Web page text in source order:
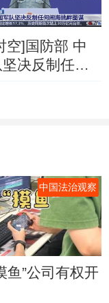
空]国防部 中
决反制任何
中国法治观察
鱼”公司有权开